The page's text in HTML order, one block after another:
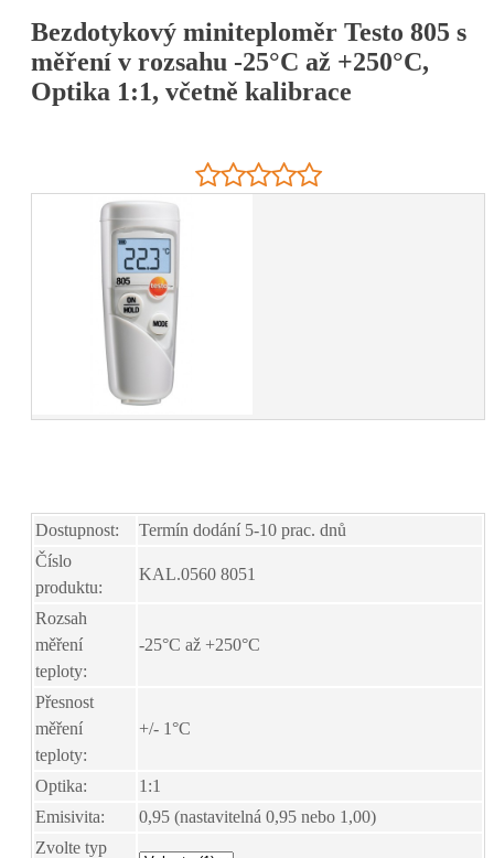
Bezdotykový miniteploměr Testo 805 s
měření v rozsahu -25°C až +250°C,
Optika 1:1, včetně kalibrace
Dostupnost:
Termín dodání 5-10 prac. dnů
Číslo
produktu:
KAL.0560 8051
Rozsah
měření
teploty:
-25°C až +250°C
Přesnost
měření
teploty:
+/- 1°C
Optika:
1:1
Emisivita:
0,95 (nastavitelná 0,95 nebo 1,00)
Zvolte typ